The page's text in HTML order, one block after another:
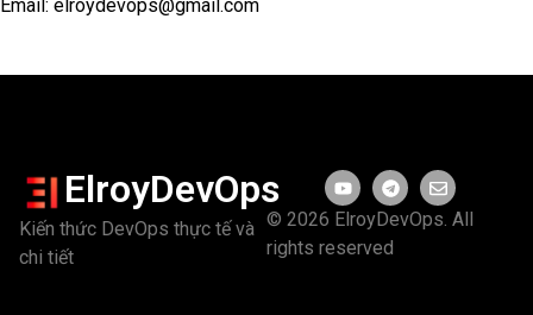
Email: elroydevops@gmail.com
ElroyDevOps
Kiến thức DevOps thực tế và
chi tiết
© 2026 ElroyDevOps. All
rights reserved